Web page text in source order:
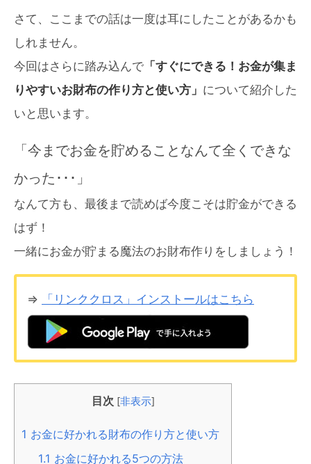
さて、ここまでの話は一度は耳にしたことがあるかも
しれません。
今回はさらに踏み込んで 「すぐにできる！お金が集ま
りやすいお財布の作り方と使い方」 について紹介した
いと思います。
「今までお金を貯めることなんて全くできな
かった･･･」
なんて方も、最後まで読めば今度こそは貯金ができる
はず！
一緒にお金が貯まる魔法のお財布作りをしましょう！
⇒ 「リンククロス」インストールはこちら
目次 [非表示]
1 お金に好かれる財布の作り方と使い方
1.1 お金に好かれる5つの方法